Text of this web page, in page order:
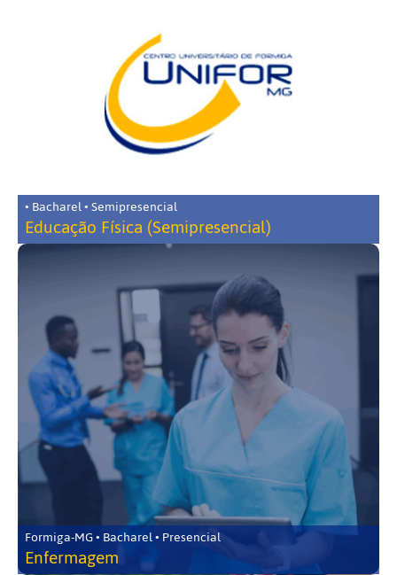
• Bacharel • Semipresencial
Educação Física (Semipresencial)
Formiga-MG • Bacharel • Presencial
Enfermagem